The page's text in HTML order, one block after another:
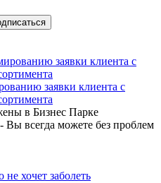
заявки клиента с
в Бизнес Парке
всегда можете без проблем